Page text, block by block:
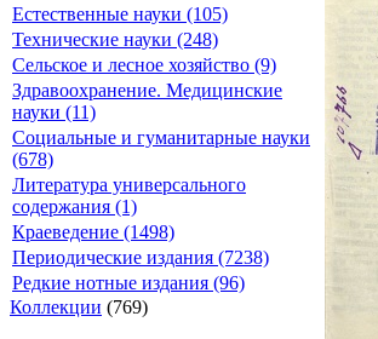
Естественные науки (105)
Технические науки (248)
Сельское и лесное хозяйство (9)
Здравоохранение. Медицинские
науки (11)
Социальные и гуманитарные науки
(678)
Литература универсального
содержания (1)
Краеведение (1498)
Периодические издания (7238)
Редкие нотные издания (96)
Коллекции (769)